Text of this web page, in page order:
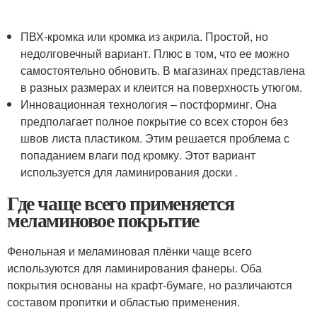
ПВХ-кромка или кромка из акрила. Простой, но
недолговечный вариант. Плюс в том, что ее можно
самостоятельно обновить. В магазинах представлена
в разных размерах и клеится на поверхность утюгом.
Инновационная технология – постформинг. Она
предполагает полное покрытие со всех сторон без
швов листа пластиком. Этим решается проблема с
попаданием влаги под кромку. Этот вариант
используется для ламинирования доски .
Где чаще всего применяется
меламиновое покрытие
Фенольная и меламиновая плёнки чаще всего
используются для ламинирования фанеры. Оба
покрытия основаны на крафт-бумаге, но различаются
составом пропитки и областью применения.